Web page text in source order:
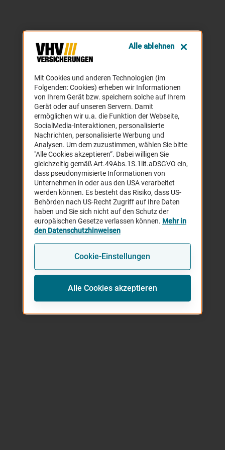
Mit Cookies und anderen Technologien (im
Folgenden: Cookies) erheben wir Informationen
von Ihrem Gerät bzw. speichern solche auf Ihrem
Gerät oder auf unseren Servern. Damit
ermöglichen wir u.a. die Funktion der Webseite,
SocialMedia-Interaktionen, personalisierte
Nachrichten, personalisierte Werbung und
Analysen. Um dem zuzustimmen, wählen Sie bitte
"Alle Cookies akzeptieren“. Dabei willigen Sie
gleichzeitig gemäß Art.49Abs.1S.1lit.aDSGVO ein,
dass pseudonymisierte Informationen von
Unternehmen in oder aus den USA verarbeitet
werden können. Es besteht das Risiko, dass US-
Behörden nach US-Recht Zugriff auf Ihre Daten
haben und Sie sich nicht auf den Schutz der
europäischen Gesetze verlassen können. Mehr in
den Datenschutzhinweisen
Cookie-Einstellungen
Alle Cookies akzeptieren
Alle ablehnen